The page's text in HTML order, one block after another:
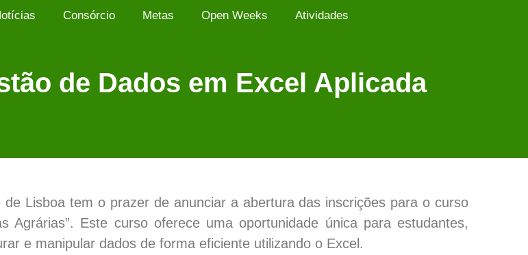
Consórcio Metas Open Weeks Atividades
de Dados em Excel Aplicada
Lisboa tem o prazer de anunciar a abertura das inscrições para o curso
Agrárias”. Este curso oferece uma oportunidade única para estudantes,
e manipular dados de forma eficiente utilizando o Excel.